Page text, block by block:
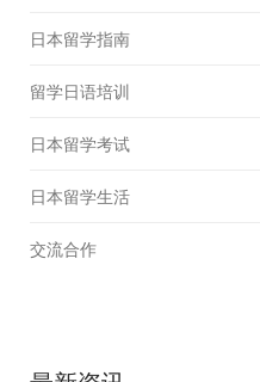
日本留学指南
留学日语培训
日本留学考试
日本留学生活
交流合作